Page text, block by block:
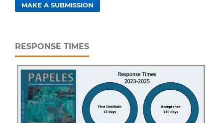
MAKE A SUBMISSION
RESPONSE TIMES